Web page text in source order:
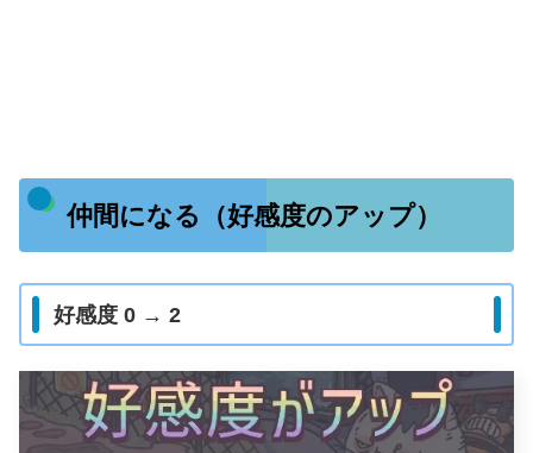
仲間になる（好感度のアップ）
好感度 0 → 2